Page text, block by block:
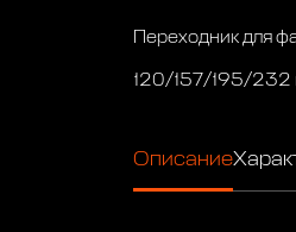
Переходник для
120/157/195/232
Описание